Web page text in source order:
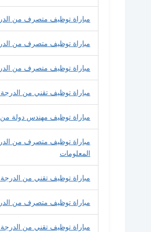
مباراة توظيف متصرف من
مباراة توظيف متصرف من
مباراة توظيف متصرف من
مباراة توظيف تقني من الدرجة
مباراة توظيف مهندس دولة من
مباراة توظيف متصرف من
المعلومات
مباراة توظيف تقني من
مباراة توظيف متصرف من
مباراة توظيف تقني من